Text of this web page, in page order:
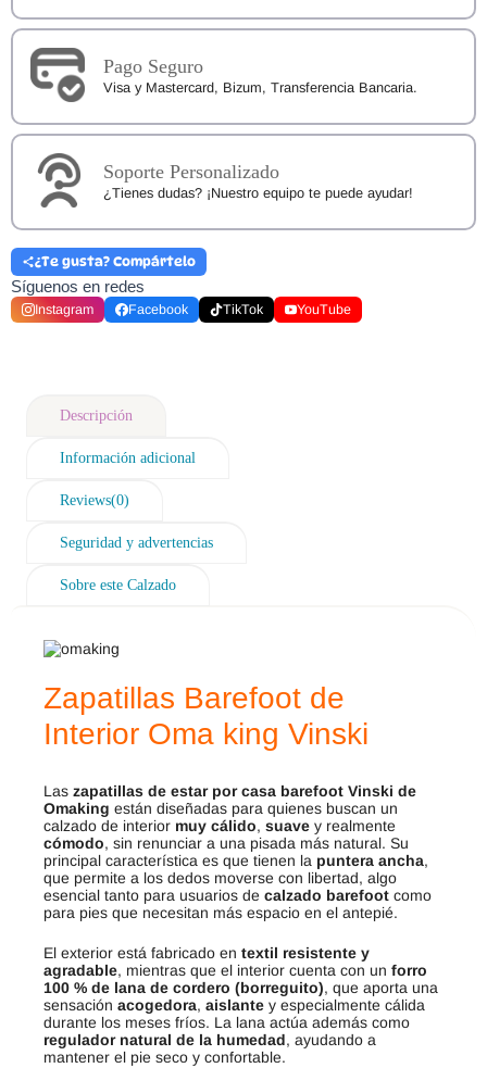
Pago Seguro
Visa y Mastercard, Bizum, Transferencia Bancaria.
Soporte Personalizado
¿Tienes dudas? ¡Nuestro equipo te puede ayudar!
¿Te gusta? Compártelo
Síguenos en redes
Instagram Facebook TikTok YouTube
Descripción
Información adicional
Reviews(0)
Seguridad y advertencias
Sobre este Calzado
Zapatillas Barefoot de
Interior Oma king Vinski
Las zapatillas de estar por casa barefoot Vinski de
Omaking están diseñadas para quienes buscan un
calzado de interior muy cálido, suave y realmente
cómodo, sin renunciar a una pisada más natural. Su
principal característica es que tienen la puntera ancha,
que permite a los dedos moverse con libertad, algo
esencial tanto para usuarios de calzado barefoot como
para pies que necesitan más espacio en el antepié.
El exterior está fabricado en textil resistente y
agradable, mientras que el interior cuenta con un forro
100 % de lana de cordero (borreguito), que aporta una
sensación acogedora, aislante y especialmente cálida
durante los meses fríos. La lana actúa además como
regulador natural de la humedad, ayudando a
mantener el pie seco y confortable.